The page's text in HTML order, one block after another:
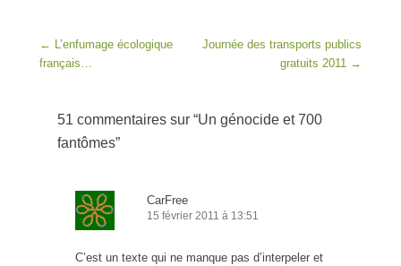
Post navigation
← L’enfumage écologique
français…
Journée des transports publics
gratuits 2011 →
51 commentaires sur “Un génocide et 700
fantômes”
CarFree
15 février 2011 à 13:51
C’est un texte qui ne manque pas d’interpeler et